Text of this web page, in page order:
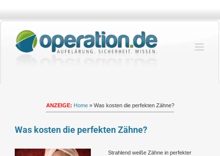
springen
ANZEIGE: Home» Was kosten die perfekten Zähne?
Was kosten die perfekten Zähne?
Zeige
Strahlend weiße Zähne in perfekter